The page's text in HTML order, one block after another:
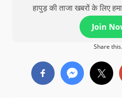
हापुड़ की ताजा खबरों के लिए
Join
Share